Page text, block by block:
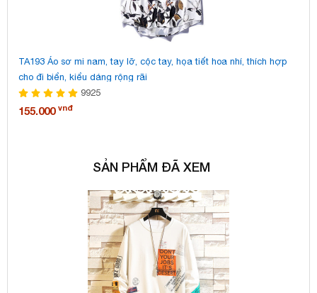
TA193 Áo sơ mi nam, tay lỡ, cộc tay, họa tiết hoa nhí, thích hợp
cho đi biển, kiểu dáng rộng rãi
9925
155.000 vnđ
SẢN PHẨM ĐÃ XEM